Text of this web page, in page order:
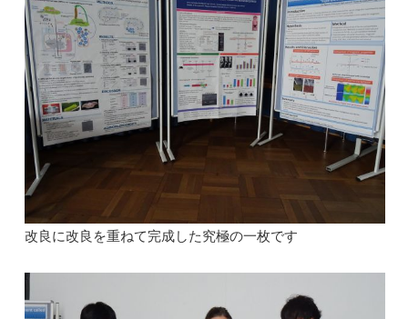
改良に改良を重ねて完成した究極の一枚です